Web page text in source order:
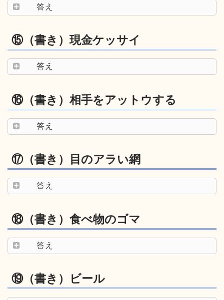
答え
⑮（書き）現金ケッサイ
答え
⑯（書き）相手をアットウする
答え
⑰（書き）目のアラい網
答え
⑱（書き）食べ物のゴマ
答え
⑲（書き）ビール